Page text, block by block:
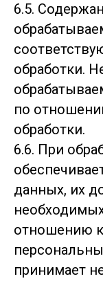
6.5.
обработки.
по
обработки.
6.6. При
данных, их
отношению
принимает